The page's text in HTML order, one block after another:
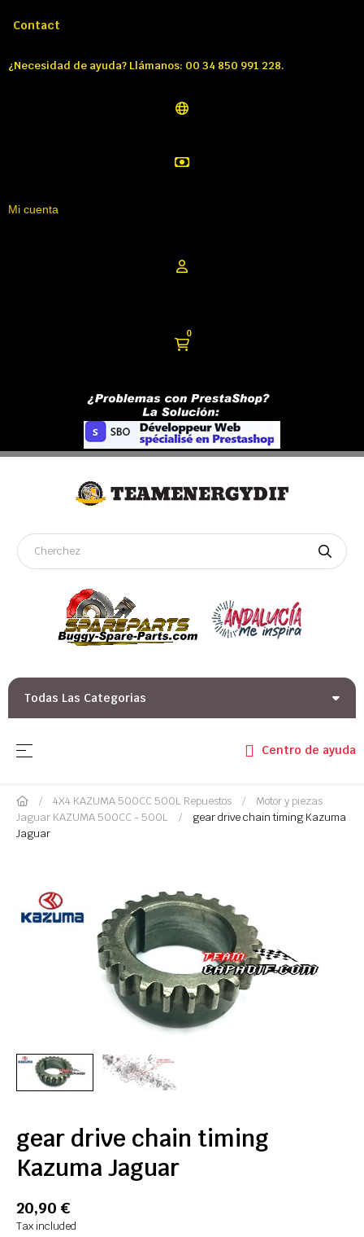
Contact
¿Necesidad de ayuda? Llámanos: 00 34 850 991 228.
Mi cuenta
0
Todas Las Categorias
Navegación de palanca
☰ Centro de ayuda
4X4 KAZUMA 500CC 500L Repuestos
Motor y piezas
Jaguar KAZUMA 500CC - 500L
gear drive chain timing Kazuma
Jaguar
gear drive chain timing
Kazuma Jaguar
20,90 €
Tax included